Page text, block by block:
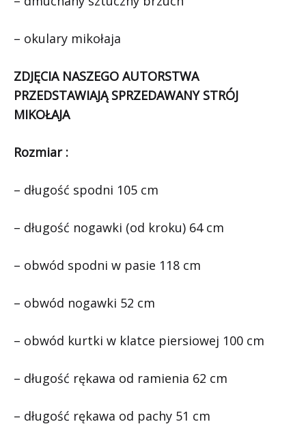
– okulary mikołaja
ZDJĘCIA NASZEGO AUTORSTWA
PRZEDSTAWIAJĄ SPRZEDAWANY STRÓJ
MIKOŁAJA
Rozmiar :
– długość spodni 105 cm
– długość nogawki (od kroku) 64 cm
– obwód spodni w pasie 118 cm
– obwód nogawki 52 cm
– obwód kurtki w klatce piersiowej 100 cm
– długość rękawa od ramienia 62 cm
– długość rękawa od pachy 51 cm